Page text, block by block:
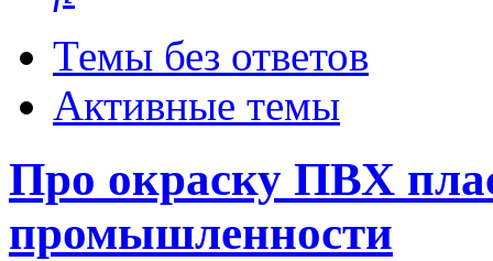
Темы без ответов
Активные темы
Про окраску ПВХ
промышленности